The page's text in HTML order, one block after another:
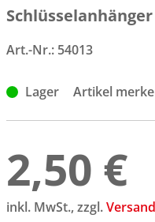
Art.-Nr.: 54013
Lager Artikel
2,50 €
inkl. MwSt., zzgl.Versand